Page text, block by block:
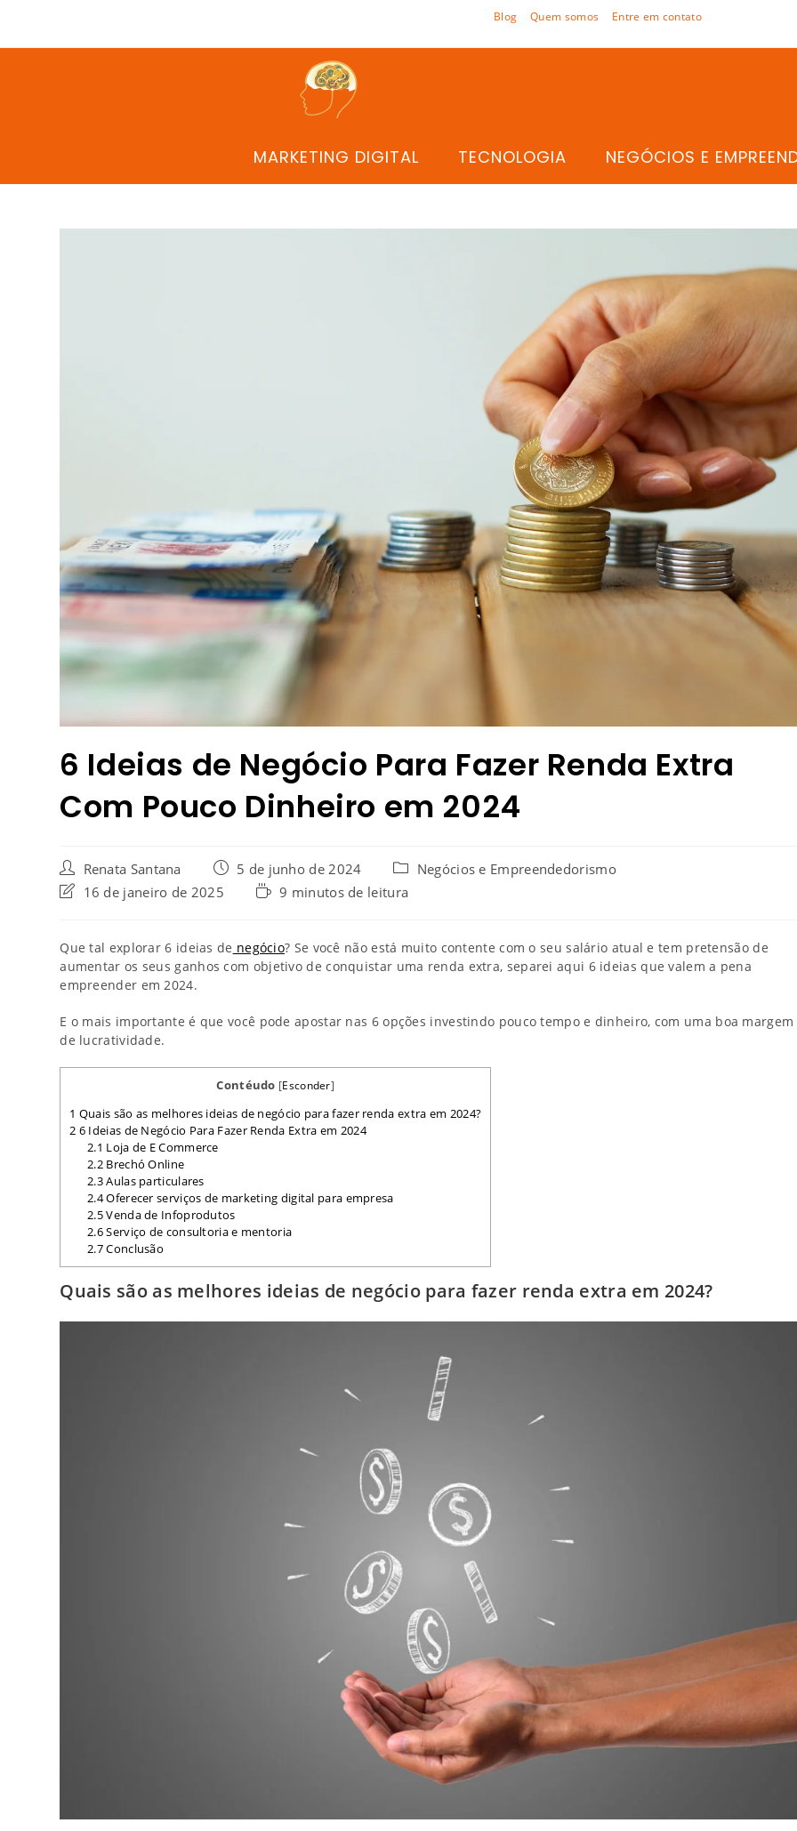
Blog Quem somos Entre em contato
MARKETING DIGITAL TECNOLOGIA NEGÓCIOS E
6 Ideias de Negócio Para Fazer Renda Extra
Com Pouco Dinheiro em 2024
Renata Santana 5 de junho de 2024
Negócios e Empreendedorismo
16 de janeiro de 2025
9 minutos de leitura
Que tal explorar 6 ideias de negócio? Se você não está muito contente com o seu salário atual e tem pretensão de
aumentar os seus ganhos com objetivo de conquistar uma renda extra, separei aqui 6 ideias que valem a pena
empreender em 2024.
E o mais importante é que você pode apostar nas 6 opções investindo pouco tempo e dinheiro, com uma boa margem
de lucratividade.
Contéudo [Esconder]
1 Quais são as melhores ideias de negócio para fazer renda extra em 2024?
2 6 Ideias de Negócio Para Fazer Renda Extra em 2024
2.1 Loja de E Commerce
2.2 Brechó Online
2.3Aulas particulares
2.4Oferecer serviços de marketing digital para empresa
2.5Venda de Infoprodutos
2.6Serviço de consultoria e mentoria
2.7Conclusão
Quais são as melhores ideias de negócio para fazer renda extra em 2024?